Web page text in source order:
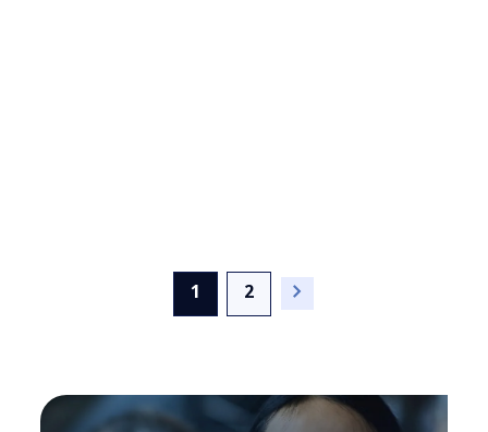
1 (current)
2